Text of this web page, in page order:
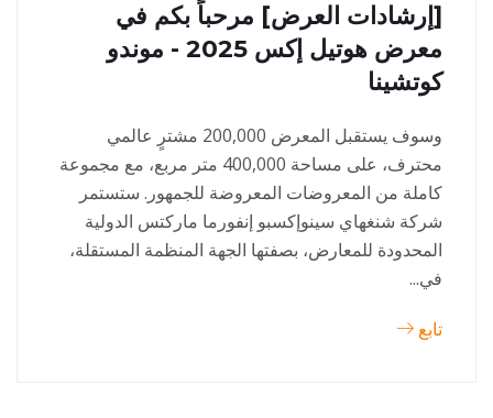
[إرشادات العرض] مرحباً بكم في
معرض هوتيل إكس 2025 - موندو
كوتشينا
وسوف يستقبل المعرض 200,000 مشترٍ عالمي
محترف، على مساحة 400,000 متر مربع، مع مجموعة
كاملة من المعروضات المعروضة للجمهور. ستستمر
شركة شنغهاي سينوإكسبو إنفورما ماركتس الدولية
المحدودة للمعارض، بصفتها الجهة المنظمة المستقلة،
في...
تابع